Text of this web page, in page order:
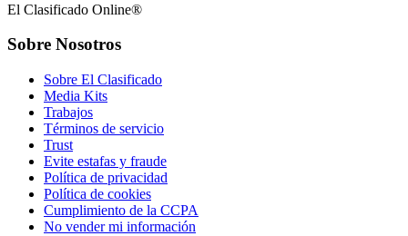
El Clasificado Online®
Sobre Nosotros
Sobre El Clasificado
Media Kits
Trabajos
Términos de servicio
Trust
Evite estafas y fraude
Política de privacidad
Política de cookies
Cumplimiento de la CCPA
No vender mi información